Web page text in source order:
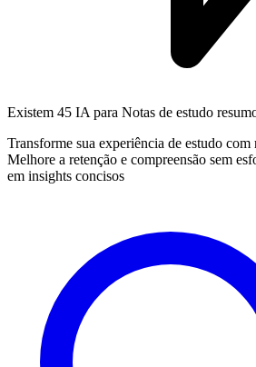
Existem 45 IA para Notas de estudo
Transforme sua experiência de estudo
Melhore a retenção e compreensão sem
em insights concisos